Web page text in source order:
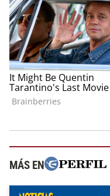
MÁS EN